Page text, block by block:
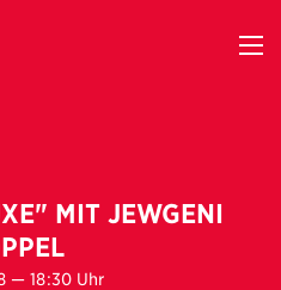
MIT JEWGENI
— 18:30 Uhr